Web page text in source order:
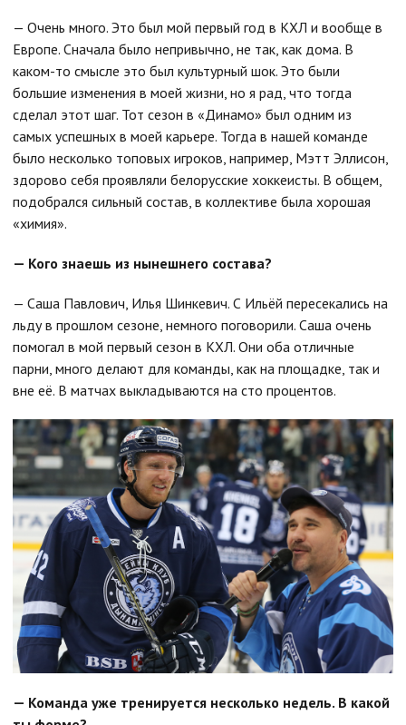
— Очень много. Это был мой первый год в КХЛ и вообще в
Европе. Сначала было непривычно, не так, как дома. В
каком-то смысле это был культурный шок. Это были
большие изменения в моей жизни, но я рад, что тогда
сделал этот шаг. Тот сезон в «Динамо» был одним из
самых успешных в моей карьере. Тогда в нашей команде
было несколько топовых игроков, например, Мэтт Эллисон,
здорово себя проявляли белорусские хоккеисты. В общем,
подобрался сильный состав, в коллективе была хорошая
«химия».
— Кого знаешь из нынешнего состава?
— Саша Павлович, Илья Шинкевич. С Ильёй пересекались на
льду в прошлом сезоне, немного поговорили. Саша очень
помогал в мой первый сезон в КХЛ. Они оба отличные
парни, много делают для команды, как на площадке, так и
вне её. В матчах выкладываются на сто процентов.
— Команда уже тренируется несколько недель. В какой